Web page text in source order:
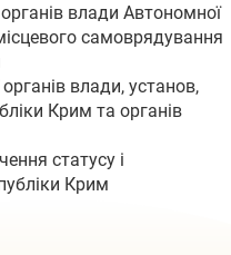
влади Автономної
самоврядування
влади, установ,
Крим та органів
статусу і
Крим